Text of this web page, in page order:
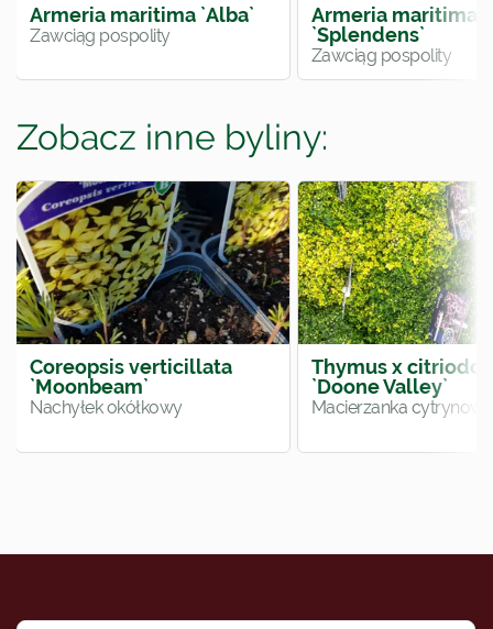
Armeria maritima `Alba`
Zawciąg pospolity
Armeria maritima
`Splendens`
Zawciąg pospolity
Zobacz inne byliny:
Coreopsis verticillata
`Moonbeam`
Nachyłek okółkowy
Thymus x
`Doone Valley`
Macierzanka cytrynowa